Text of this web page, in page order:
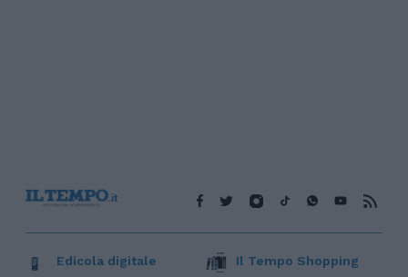
Edicola digitale Il Tempo Shopping